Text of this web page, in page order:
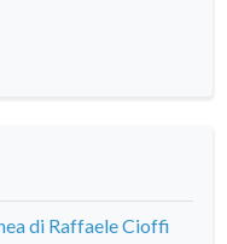
di Raffaele Cioffi